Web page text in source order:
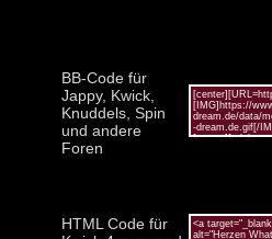
BB-Code für
Jappy, Kwick,
Knuddels, Spin
und andere
Foren
HTML Code für